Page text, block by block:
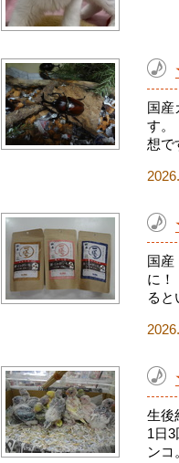
国
す。
想で
国
に！
ると
生後
1日
ンコ